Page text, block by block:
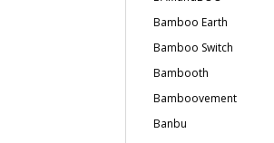
Bamboo Earth
Bamboo Switch
Bambooth
Bamboovement
Banbu